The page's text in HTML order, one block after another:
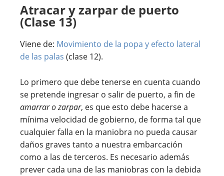
Atracar y zarpar de puerto
(Clase 13)
Viene de: Movimiento de la popa y efecto lateral
de las palas (clase 12).
Lo primero que debe tenerse en cuenta cuando
se pretende ingresar o salir de puerto, a fin de
amarrar o zarpar, es que esto debe hacerse a
mínima velocidad de gobierno, de forma tal que
cualquier falla en la maniobra no pueda causar
daños graves tanto a nuestra embarcación
como a las de terceros. Es necesario además
prever cada una de las maniobras con la debida